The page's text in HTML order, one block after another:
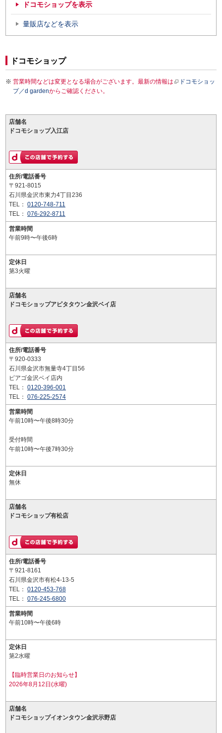
ドコモショップを表示
量販店などを表示
ドコモショップ
営業時間などは変更となる場合がございます。最新の情報は
ドコモショッ
プ／d gardenからご確認ください。
店舗名
ドコモショップ入江店
住所/電話番号
〒921-8015
石川県金沢市東力4丁目236
TEL： 0120-748-711
TEL： 076-292-8711
営業時間
午前9時〜午後6時
定休日
第3火曜
店舗名
ドコモショップアピタタウン金沢ベイ店
住所/電話番号
〒920-0333
石川県金沢市無量寺4丁目56
ピアゴ金沢ベイ店内
TEL： 0120-396-001
TEL： 076-225-2574
営業時間
午前10時〜午後8時30分
受付時間
午前10時〜午後7時30分
定休日
無休
店舗名
ドコモショップ有松店
住所/電話番号
〒921-8161
石川県金沢市有松4-13-5
TEL： 0120-453-768
TEL： 076-245-6800
営業時間
午前10時〜午後6時
定休日
第2水曜
【臨時営業日のお知らせ】
2026年8月12日(水曜)
店舗名
ドコモショップイオンタウン金沢示野店